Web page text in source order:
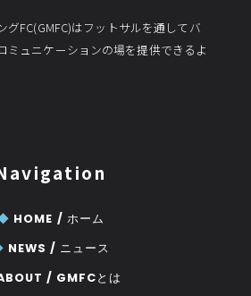
グFC(GMFC)はフットサルを通してバ
ミュニケーションの場を提供できるよ
HOME / ホーム
NEWS / ニュース
/ GMFCとは